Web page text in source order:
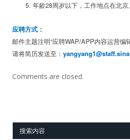
年龄28周岁以下，工作地点在北京。
应聘方式：
邮件主题注明“应聘WAP/APP内容运营编
请将简历发送至：
Comments are closed.
搜索内容